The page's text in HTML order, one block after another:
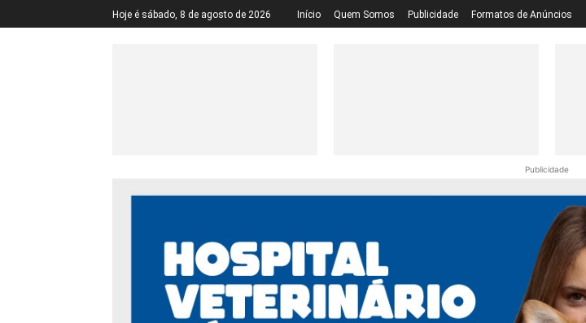
Hoje é sábado, 8 de agosto de 2026 Início Quem Somos Publicidade Formatos de Anúncios
Publicidade